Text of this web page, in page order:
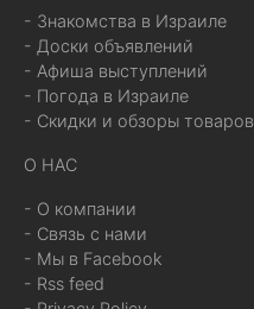
- Знакомства в Израиле
- Доски объявлений
- Афиша выступлений
- Погода в Израиле
- Скидки и обзоры товаров
О НАС
- О компании
- Связь с нами
- Мы в Facebook
- Rss feed